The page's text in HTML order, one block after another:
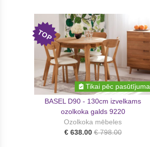
TOP
Tikai pēc pasūtījuma
BASEL D90 - 130cm izvelkams
ozolkoka galds 9220
Ozolkoka mēbeles
€ 638.00 € 798.00